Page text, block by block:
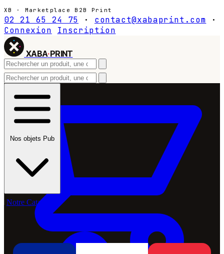
XB · Marketplace B2B Print
02 21 65 24 75 · contact@xabaprint.com
·
Connexion
Inscription
XABA·PRINT
Nos objets Pub
Notre Catalogue